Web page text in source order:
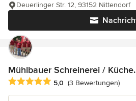
Deuerlinger Str. 12, 93152 Nittendorf
Mühlbauer Schreinerei /
Durchschnittliche Bewertung: 5 von
5,0 (3 Bewertungen)